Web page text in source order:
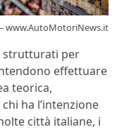
www.AutoMotoriNews.it
strutturati per
effettuare
teorica,
ha l’intenzione
città italiane, i